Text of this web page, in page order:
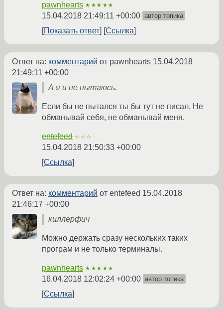
pawnhearts ★★★★★
15.04.2018 21:49:11 +00:00 автор топика
Показать ответ Ссылка
Ответ на: комментарий от pawnhearts 15.04.2018
21:49:11 +00:00
А я и не пытаюсь.
Если бы не пытался ты бы тут не писал. Не
обманывай себя, не обманывай меня.
entefeed ☆☆☆
15.04.2018 21:50:33 +00:00
Ссылка
Ответ на: комментарий от entefeed 15.04.2018
21:46:17 +00:00
киллерфич
Можно держать сразу нескольких таких
програм и не только терминалы.
pawnhearts ★★★★★
16.04.2018 12:02:24 +00:00 автор топика
Ссылка